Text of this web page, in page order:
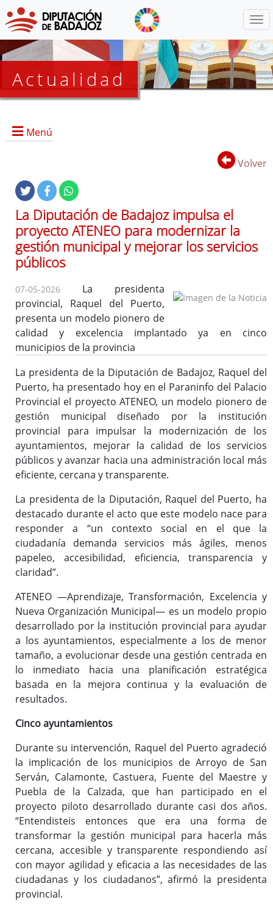
Actualidad
Menú
Noticias
Lista
de
distribución
Volver
La Diputación de Badajoz impulsa el
proyecto ATENEO para modernizar la
gestión municipal y mejorar los servicios
públicos
07-05-2026 La presidenta
provincial, Raquel del Puerto,
presenta un modelo pionero de
calidad y excelencia implantado ya en cinco
municipios de la provincia
La presidenta de la Diputación de Badajoz, Raquel del
Puerto, ha presentado hoy en el Paraninfo del Palacio
Provincial el proyecto ATENEO, un modelo pionero de
gestión municipal diseñado por la institución
provincial para impulsar la modernización de los
ayuntamientos, mejorar la calidad de los servicios
públicos y avanzar hacia una administración local más
eficiente, cercana y transparente.
La presidenta de la Diputación, Raquel del Puerto, ha
destacado durante el acto que este modelo nace para
responder a “un contexto social en el que la
ciudadanía demanda servicios más ágiles, menos
papeleo, accesibilidad, eficiencia, transparencia y
claridad”.
ATENEO —Aprendizaje, Transformación, Excelencia y
Nueva Organización Municipal— es un modelo propio
desarrollado por la institución provincial para ayudar
a los ayuntamientos, especialmente a los de menor
tamaño, a evolucionar desde una gestión centrada en
lo inmediato hacia una planificación estratégica
basada en la mejora continua y la evaluación de
resultados.
Cinco ayuntamientos
Durante su intervención, Raquel del Puerto agradeció
la implicación de los municipios de Arroyo de San
Serván, Calamonte, Castuera, Fuente del Maestre y
Puebla de la Calzada, que han participado en el
proyecto piloto desarrollado durante casi dos años.
“Entendisteis entonces que era una forma de
transformar la gestión municipal para hacerla más
cercana, accesible y transparente respondiendo así
con mayor agilidad y eficacia a las necesidades de las
ciudadanas y los ciudadanos”, afirmó la presidenta
provincial.